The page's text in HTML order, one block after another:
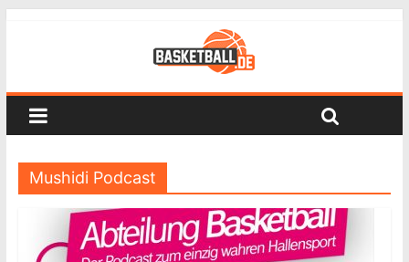
Mushidi Podcast